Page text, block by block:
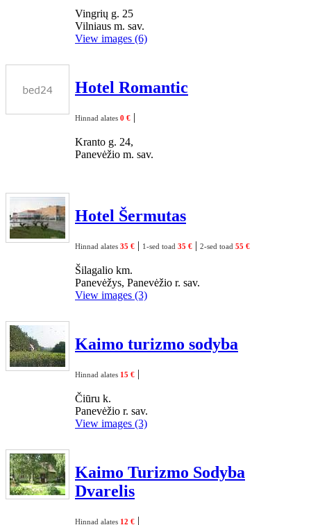
Vingrių g. 25
Vilniaus m. sav.
View images (6)
Hotel Romantic
Hinnad alates 0 € |
Kranto g. 24,
Panevėžio m. sav.
Hotel Šermutas
Hinnad alates 35 € | 1-sed toad 35 € | 2-sed toad 55 €
Šilagalio km.
Panevėžys, Panevėžio r. sav.
View images (3)
Kaimo turizmo sodyba
Hinnad alates 15 € |
Čiūru k.
Panevėžio r. sav.
View images (3)
Kaimo Turizmo Sodyba
Dvarelis
Hinnad alates 12 € |